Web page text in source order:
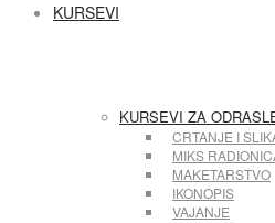
KURSEVI
KURSEVI ZA
CRTANJE I
MIKS
MAKETARSTVO
IKONOPIS
VAJANJE